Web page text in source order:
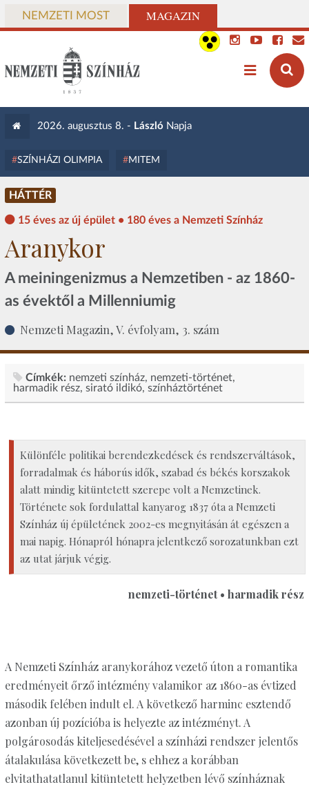
NEMZETI MOST MAGAZIN
2026. augusztus 8. - László Napja
SZÍNHÁZI OLIMPIA MITEM
HÁTTÉR
15 éves az új épület • 180 éves a Nemzeti Színház
Aranykor
A meiningenizmus a Nemzetiben - az 1860-
as évektől a Millenniumig
Nemzeti Magazin, V. évfolyam, 3. szám
Címkék: nemzeti színház nemzeti-történet
harmadik rész sirató ildikó színháztörténet
Különféle politikai berendezkedések és rendszerváltások,
forradalmak és háborús idők, szabad és békés korszakok
alatt mindig kitüntetett szerepe volt a Nemzetinek.
Története sok fordulattal kanyarog 1837 óta a Nemzeti
Színház új épületének 2002-es megnyitásán át egészen a
mai napig. Hónapról hónapra jelentkező sorozatunkban ezt
az utat járjuk végig.
nemzeti-történet • harmadik rész
A Nemzeti Színház aranykorához vezető úton a romantika
eredményeit őrző intézmény valamikor az 1860-as évtized
második felében indult el. A következő harminc esztendő
azonban új pozícióba is helyezte az intézményt. A
polgárosodás kiteljesedésével a színházi rendszer jelentős
átalakulása következett be, s ehhez a korábban
elvitathatatlanul kitüntetett helyzetben lévő színháznak